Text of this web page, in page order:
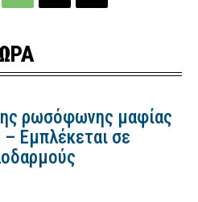
ρωσόφωνης μαφίας
Εμπλέκεται σε